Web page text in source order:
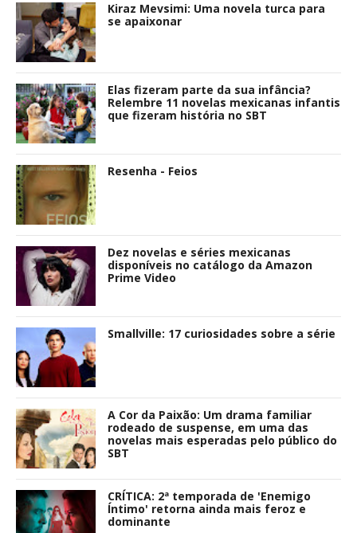
Kiraz Mevsimi: Uma novela turca para
se apaixonar
Elas fizeram parte da sua infância?
Relembre 11 novelas mexicanas infantis
que fizeram história no SBT
Resenha - Feios
Dez novelas e séries mexicanas
disponíveis no catálogo da Amazon
Prime Video
Smallville: 17 curiosidades sobre a série
A Cor da Paixão: Um drama familiar
rodeado de suspense, em uma das
novelas mais esperadas pelo público do
SBT
CRÍTICA: 2ª temporada de 'Enemigo
Íntimo' retorna ainda mais feroz e
dominante